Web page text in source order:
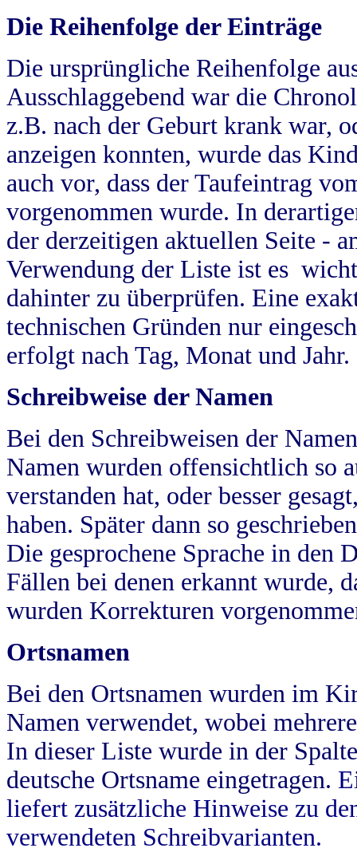
Die Reihenfolge der Einträge
Die ursprüngliche Reihenfolge
Ausschlaggebend war die
z.B. nach der Geburt krank war,
anzeigen konnten, wurde das
auch vor, dass der Taufeintrag
vorgenommen wurde. In
der derzeitigen aktuellen Seite -
Verwendung der Liste ist es
dahinter zu überprüfen. Eine
technischen Gründen nur
erfolgt nach Tag, Monat und Jahr.
Schreibweise der Namen
Bei den Schreibweisen der
Namen wurden offensichtlich so
verstanden hat, oder besser
haben. Später dann so
Die gesprochene Sprache in
Fällen bei denen erkannt wurde,
wurden Korrekturen
Ortsnamen
Bei den Ortsnamen wurden im
Namen verwendet, wobei
In dieser Liste wurde in der
deutsche Ortsname eingetragen.
liefert zusätzliche Hinweise zu
verwendeten Schreibvarianten.